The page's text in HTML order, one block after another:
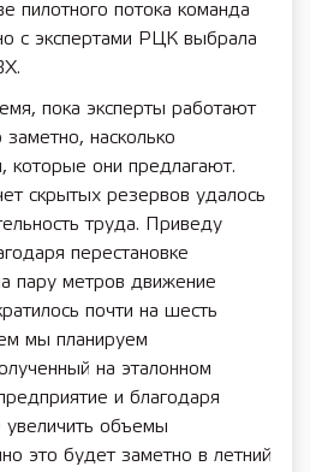
пилотного потока команда
с экспертами РЦК выбрала
пока эксперты работают
насколько
они предлагают.
скрытых резервов удалось
труда. Приведу
перестановке
пару метров движение
почти на шесть
мы планируем
на эталонном
и благодаря
увеличить объемы
это будет заметно в летний